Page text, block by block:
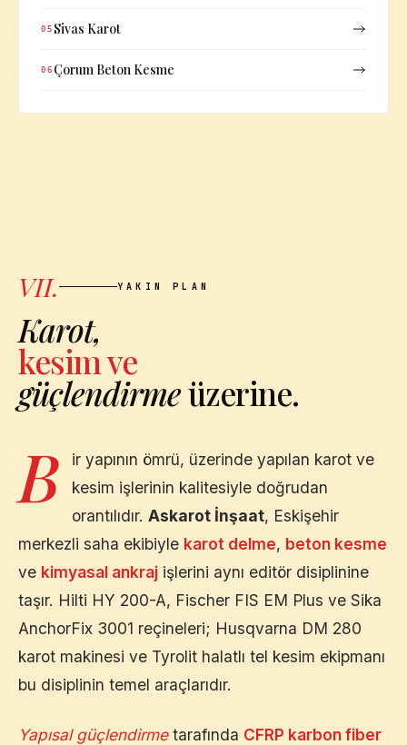
05 Sivas Karot
06 Çorum Beton Kesme
VII. YAKIN PLAN
Karot,
kesim ve
güçlendirmeüzerine.
B
ir yapının ömrü, üzerinde yapılan karot ve
kesim işlerinin kalitesiyle doğrudan
orantılıdır. Askarot İnşaat, Eskişehir
merkezli saha ekibiyle karot delme, beton kesme
ve kimyasal ankraj işlerini aynı editör disiplinine
taşır. Hilti HY 200-A, Fischer FIS EM Plus ve Sika
AnchorFix 3001 reçineleri; Husqvarna DM 280
karot makinesi ve Tyrolit halatlı tel kesim ekipmanı
bu disiplinin temel araçlarıdır.
Yapısal güçlendirmetarafında CFRP karbon fiber